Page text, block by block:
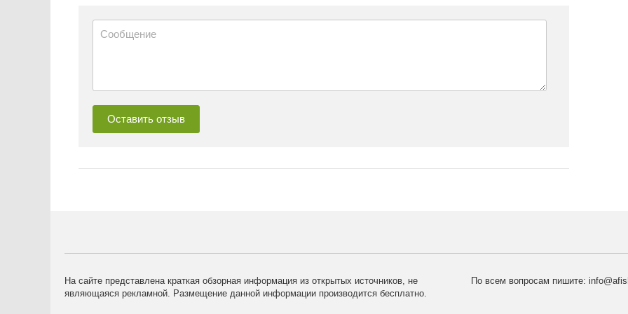
На сайте представлена краткая обзорная информация из открытых источников, не
являющаяся рекламной. Размещение данной информации производится бесплатно.
По всем вопросам пишите: